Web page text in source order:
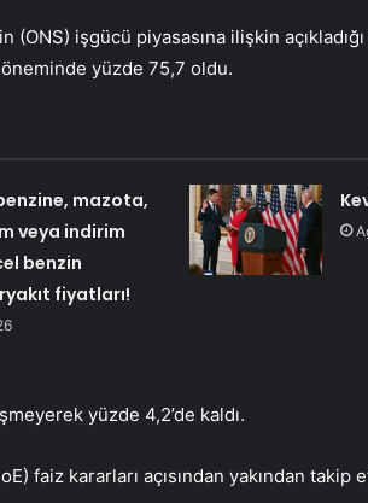
(ONS) işgücü piyasasına ilişkin
yüzde 75,7 oldu.
mazota,
veya indirim
benzin
fiyatları!
yüzde 4,2’de kaldı.
faiz kararları açısından yakından takip